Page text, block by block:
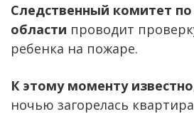
Следственный комитет по
области проводит
ребенка на пожаре.
К этому моменту известно
ночью загорелась